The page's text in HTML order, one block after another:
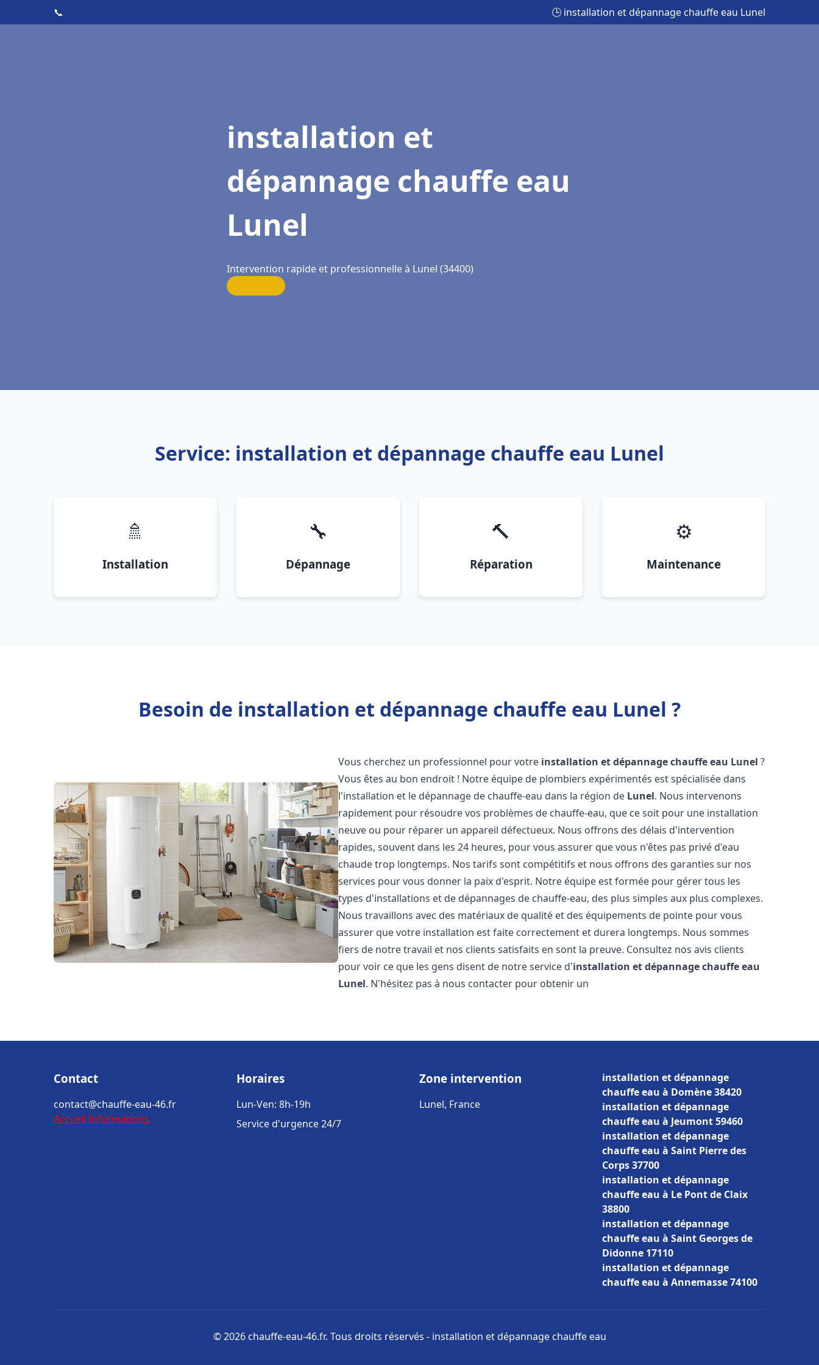
📞 🕒 installation et dépannage chauffe eau Lunel
installation et
dépannage chauffe eau
Lunel
Intervention rapide et professionnelle à Lunel (34400)
Service: installation et dépannage chauffe eau Lunel
🚿
Installation
🔧
Dépannage
🔨
Réparation
⚙️
Maintenance
Besoin de installation et dépannage chauffe eau Lunel ?
Vous cherchez un professionnel pour votre installation et dépannage chauffe eau Lunel ?
Vous êtes au bon endroit ! Notre équipe de plombiers expérimentés est spécialisée dans
l'installation et le dépannage de chauffe-eau dans la région de Lunel. Nous intervenons
rapidement pour résoudre vos problèmes de chauffe-eau, que ce soit pour une installation
neuve ou pour réparer un appareil défectueux. Nous offrons des délais d'intervention
rapides, souvent dans les 24 heures, pour vous assurer que vous n'êtes pas privé d'eau
chaude trop longtemps. Nos tarifs sont compétitifs et nous offrons des garanties sur nos
services pour vous donner la paix d'esprit. Notre équipe est formée pour gérer tous les
types d'installations et de dépannages de chauffe-eau, des plus simples aux plus complexes.
Nous travaillons avec des matériaux de qualité et des équipements de pointe pour vous
assurer que votre installation est faite correctement et durera longtemps. Nous sommes
fiers de notre travail et nos clients satisfaits en sont la preuve. Consultez nos avis clients
pour voir ce que les gens disent de notre service d'installation et dépannage chauffe eau
Lunel. N'hésitez pas à nous contacter pour obtenir un
Contact
contact@chauffe-eau-46.fr
Accueil Informations
Horaires
Lun-Ven: 8h-19h
Service d'urgence 24/7
Zone intervention
Lunel, France
installation et dépannage
chauffe eau à Domène 38420
installation et dépannage
chauffe eau à Jeumont 59460
installation et dépannage
chauffe eau à Saint Pierre des
Corps 37700
installation et dépannage
chauffe eau à Le Pont de Claix
38800
installation et dépannage
chauffe eau à Saint Georges de
Didonne 17110
installation et dépannage
chauffe eau à Annemasse 74100
© 2026 chauffe-eau-46.fr. Tous droits réservés - installation et dépannage chauffe eau